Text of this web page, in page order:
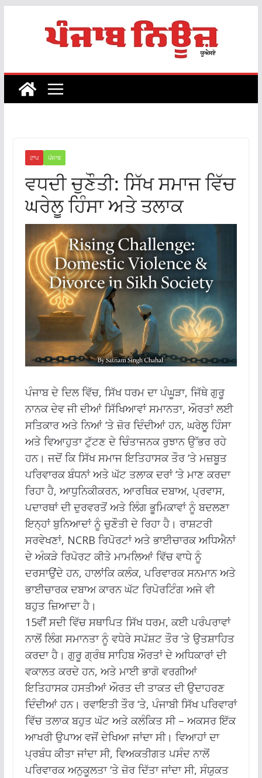
ਟਾਪ ਪੰਜਾਬ
ਵਧਦੀ ਚੁਣੌਤੀ: ਸਿੱਖ ਸਮਾਜ ਵਿੱਚ
ਘਰੇਲੂ ਹਿੰਸਾ ਅਤੇ ਤਲਾਕ
ਪੰਜਾਬ ਦੇ ਦਿਲ ਵਿੱਚ, ਸਿੱਖ ਧਰਮ ਦਾ ਪੰਘੂੜਾ, ਜਿੱਥੇ ਗੁਰੂ
ਨਾਨਕ ਦੇਵ ਜੀ ਦੀਆਂ ਸਿੱਖਿਆਵਾਂ ਸਮਾਨਤਾ, ਔਰਤਾਂ ਲਈ
ਸਤਿਕਾਰ ਅਤੇ ਨਿਆਂ ‘ਤੇ ਜ਼ੋਰ ਦਿੰਦੀਆਂ ਹਨ, ਘਰੇਲੂ ਹਿੰਸਾ
ਅਤੇ ਵਿਆਹੁਤਾ ਟੁੱਟਣ ਦੇ ਚਿੰਤਾਜਨਕ ਰੁਝਾਨ ਉੱਭਰ ਰਹੇ
ਹਨ। ਜਦੋਂ ਕਿ ਸਿੱਖ ਸਮਾਜ ਇਤਿਹਾਸਕ ਤੌਰ ‘ਤੇ ਮਜ਼ਬੂਤ ​​
ਪਰਿਵਾਰਕ ਬੰਧਨਾਂ ਅਤੇ ਘੱਟ ਤਲਾਕ ਦਰਾਂ ‘ਤੇ ਮਾਣ ਕਰਦਾ
ਰਿਹਾ ਹੈ, ਆਧੁਨਿਕੀਕਰਨ, ਆਰਥਿਕ ਦਬਾਅ, ਪ੍ਰਵਾਸ,
ਪਦਾਰਥਾਂ ਦੀ ਦੁਰਵਰਤੋਂ ਅਤੇ ਲਿੰਗ ਭੂਮਿਕਾਵਾਂ ਨੂੰ ਬਦਲਣਾ
ਇਨ੍ਹਾਂ ਬੁਨਿਆਦਾਂ ਨੂੰ ਚੁਣੌਤੀ ਦੇ ਰਿਹਾ ਹੈ। ਰਾਸ਼ਟਰੀ
ਸਰਵੇਖਣਾਂ, NCRB ਰਿਪੋਰਟਾਂ ਅਤੇ ਭਾਈਚਾਰਕ ਅਧਿਐਨਾਂ
ਦੇ ਅੰਕੜੇ ਰਿਪੋਰਟ ਕੀਤੇ ਮਾਮਲਿਆਂ ਵਿੱਚ ਵਾਧੇ ਨੂੰ
ਦਰਸਾਉਂਦੇ ਹਨ, ਹਾਲਾਂਕਿ ਕਲੰਕ, ਪਰਿਵਾਰਕ ਸਨਮਾਨ ਅਤੇ
ਭਾਈਚਾਰਕ ਦਬਾਅ ਕਾਰਨ ਘੱਟ ਰਿਪੋਰਟਿੰਗ ਅਜੇ ਵੀ
ਬਹੁਤ ਜ਼ਿਆਦਾ ਹੈ।
15ਵੀਂ ਸਦੀ ਵਿੱਚ ਸਥਾਪਿਤ ਸਿੱਖ ਧਰਮ, ਕਈ ਪਰੰਪਰਾਵਾਂ
ਨਾਲੋਂ ਲਿੰਗ ਸਮਾਨਤਾ ਨੂੰ ਵਧੇਰੇ ਸਪੱਸ਼ਟ ਤੌਰ ‘ਤੇ ਉਤਸ਼ਾਹਿਤ
ਕਰਦਾ ਹੈ। ਗੁਰੂ ਗ੍ਰੰਥ ਸਾਹਿਬ ਔਰਤਾਂ ਦੇ ਅਧਿਕਾਰਾਂ ਦੀ
ਵਕਾਲਤ ਕਰਦੇ ਹਨ, ਅਤੇ ਮਾਈ ਭਾਗੋ ਵਰਗੀਆਂ
ਇਤਿਹਾਸਕ ਹਸਤੀਆਂ ਔਰਤ ਦੀ ਤਾਕਤ ਦੀ ਉਦਾਹਰਣ
ਦਿੰਦੀਆਂ ਹਨ। ਰਵਾਇਤੀ ਤੌਰ ‘ਤੇ, ਪੰਜਾਬੀ ਸਿੱਖ ਪਰਿਵਾਰਾਂ
ਵਿੱਚ ਤਲਾਕ ਬਹੁਤ ਘੱਟ ਅਤੇ ਕਲੰਕਿਤ ਸੀ – ਅਕਸਰ ਇੱਕ
ਆਖਰੀ ਉਪਾਅ ਵਜੋਂ ਦੇਖਿਆ ਜਾਂਦਾ ਸੀ। ਵਿਆਹਾਂ ਦਾ
ਪ੍ਰਬੰਧ ਕੀਤਾ ਜਾਂਦਾ ਸੀ, ਵਿਅਕਤੀਗਤ ਪਸੰਦ ਨਾਲੋਂ
ਪਰਿਵਾਰਕ ਅਨੁਕੂਲਤਾ ‘ਤੇ ਜ਼ੋਰ ਦਿੱਤਾ ਜਾਂਦਾ ਸੀ, ਸੰਯੁਕਤ